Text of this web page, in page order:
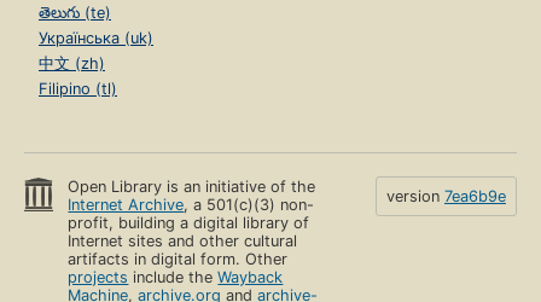
తెలుగు (te)
Українська (uk)
中文 (zh)
Filipino (tl)
Open Library is an initiative of the
Internet Archive, a 501(c)(3) non-
profit, building a digital library of
Internet sites and other cultural
artifacts in digital form. Other
projects include theWayback
Machine,archive.org andarchive-
version 7ea6b9e